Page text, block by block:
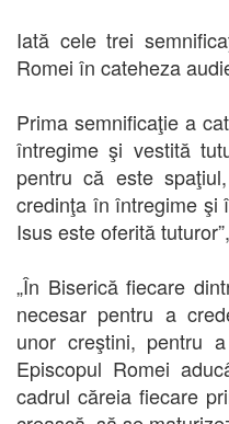
Iată cele trei
Romei în cateheza
Prima semnificaţie a
întregime şi vestită
pentru că este
credinţa în întregime şi
Isus este oferită
„În Biserică fiecare
necesar pentru a
unor creştini, pentru
Episcopul Romei
cadrul căreia fiecare